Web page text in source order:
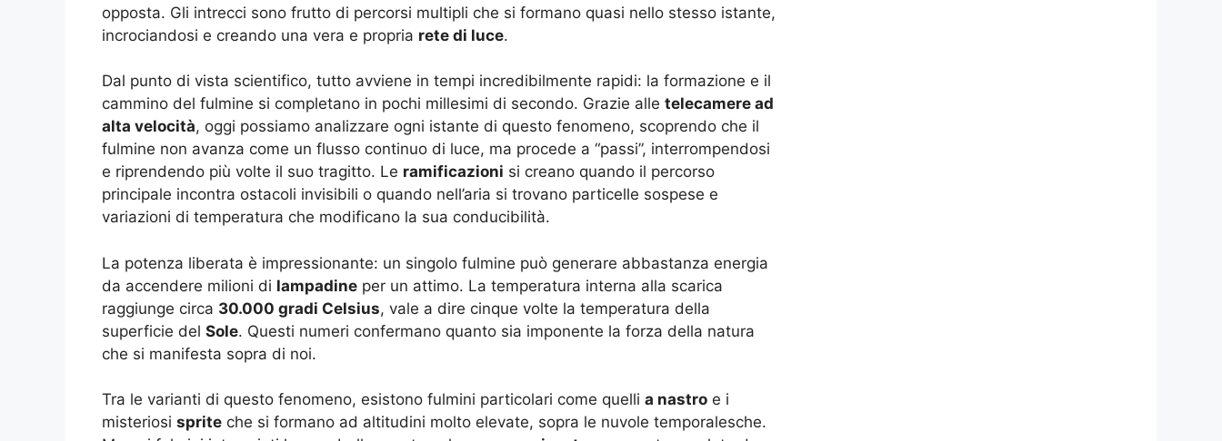
opposta. Gli intrecci sono frutto di percorsi multipli che si formano quasi nello stesso istante,
incrociandosi e creando una vera e propria rete di luce.
Dal punto di vista scientifico, tutto avviene in tempi incredibilmente rapidi: la formazione e il
cammino del fulmine si completano in pochi millesimi di secondo. Grazie alle telecamere ad
alta velocità, oggi possiamo analizzare ogni istante di questo fenomeno, scoprendo che il
fulmine non avanza come un flusso continuo di luce, ma procede a “passi”, interrompendosi
e riprendendo più volte il suo tragitto. Le ramificazioni si creano quando il percorso
principale incontra ostacoli invisibili o quando nell’aria si trovano particelle sospese e
variazioni di temperatura che modificano la sua conducibilità.
La potenza liberata è impressionante: un singolo fulmine può generare abbastanza energia
da accendere milioni di lampadine per un attimo. La temperatura interna alla scarica
raggiunge circa 30.000 gradi Celsius, vale a dire cinque volte la temperatura della
superficie del Sole. Questi numeri confermano quanto sia imponente la forza della natura
che si manifesta sopra di noi.
Tra le varianti di questo fenomeno, esistono fulmini particolari come quelli a nastro e i
misteriosi sprite che si formano ad altitudini molto elevate, sopra le nuvole temporalesche.